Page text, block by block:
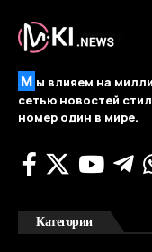
М ы влияем на
сетью новостей
номер один в мире.
Категории